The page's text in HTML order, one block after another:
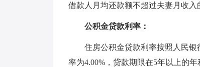
借款人月均还款额不超过夫妻月收入
公积金贷款利率：
住房公积金贷款利率按照人民
率为4.00%，贷款期限在5年以上的